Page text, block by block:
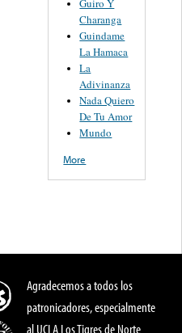
Guiro Y
Charanga
Guindame
La Hamaca
La
Adivinanza
Nada Quiero
De Tu Amor
Mundo
More
Agradecemos a todos los
patronicadores, especialmente
al UCLA Los Tigres de Norte